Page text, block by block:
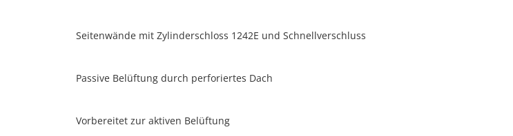
Seitenwände mit Zylinderschloss 1242E und Schnellverschluss
Passive Belüftung durch perforiertes Dach
Vorbereitet zur aktiven Belüftung